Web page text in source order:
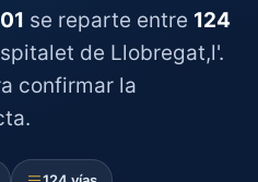
se reparte entre 124
de Llobregat,l'.
confirmar la